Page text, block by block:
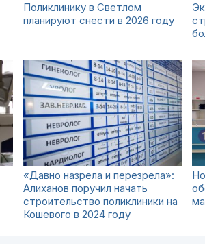
Поликлинику в Светлом
планируют снести в 2026 году
«Давно назрела и перезрела»:
Алиханов поручил начать
строительство поликлиники на
Кошевого в 2024 году